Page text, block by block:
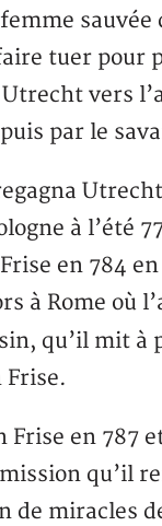
femme
tuer pour
vers
par le
à l’été
en 784
à Rome où
qu’il mit à
Frise.
en 787
qu’il
de miracles